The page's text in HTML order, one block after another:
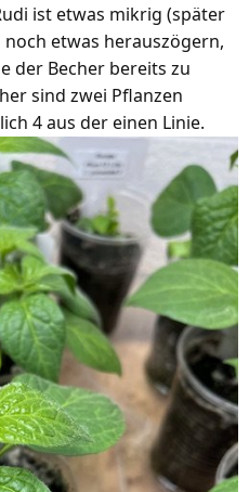
ist etwas mikrig (später
etwas herauszögern,
der Becher bereits zu
sind zwei Pflanzen
4 aus der einen Linie.